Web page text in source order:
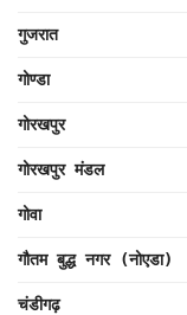
गुजरात
गोण्डा
गोरखपुर
गोरखपुर मंडल
गोवा
गौतम बुद्ध नगर (नोएडा)
चंडीगढ़